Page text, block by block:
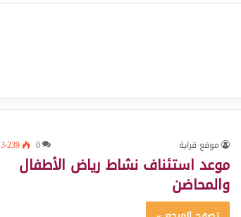
موقع قراية 0 3٬239
موعد استئناف نشاط رياض الأطفال
والمحاضن